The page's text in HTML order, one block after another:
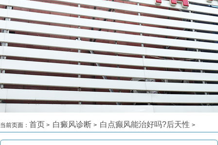
当前页面： 首页 > 白癜风诊断 > 白点癫风能治好吗?后天性 >